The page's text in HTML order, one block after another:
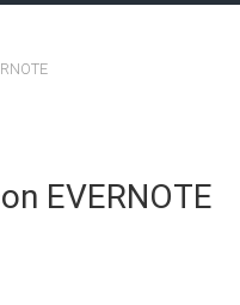
EVERNOTE